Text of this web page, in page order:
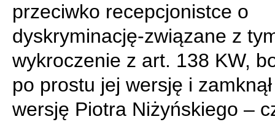
przeciwko recepcjonistce o
dyskryminację-związane z
wykroczenie z art. 138 KW,
po prostu jej wersję i
wersję Piotra Niżyńskiego –